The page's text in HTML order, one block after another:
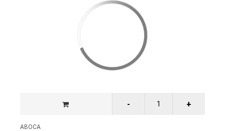
ABOCA